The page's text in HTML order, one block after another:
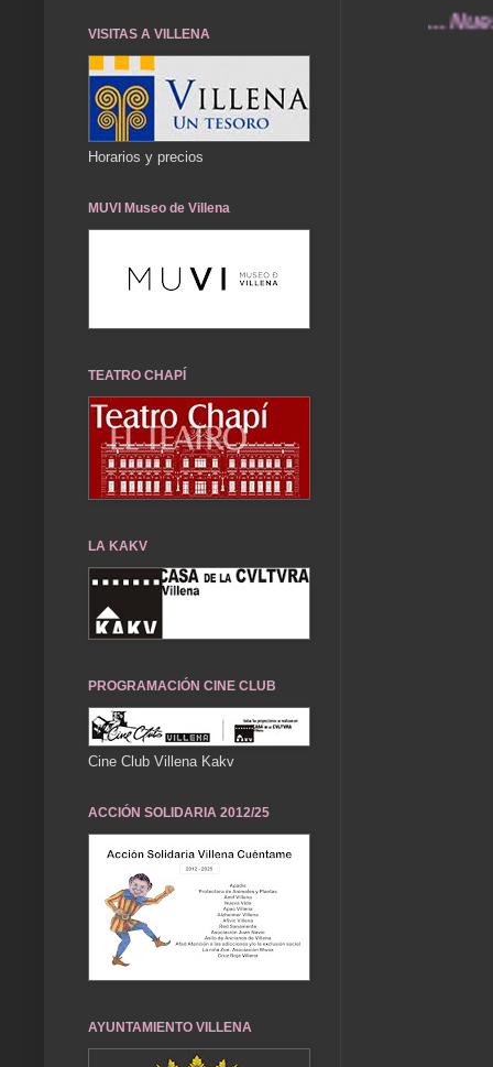
... Nuestros
VISITAS A VILLENA
Horarios y precios
MUVI Museo de Villena
TEATRO CHAPÍ
LA KAKV
PROGRAMACIÓN CINE CLUB
Cine Club Villena Kakv
ACCIÓN SOLIDARIA 2012/25
AYUNTAMIENTO VILLENA